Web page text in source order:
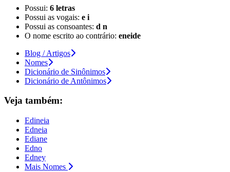
Possui: 6 letras
Possui as vogais: e i
Possui as consoantes: d n
O nome escrito ao contrário: eneide
Blog / Artigos
Nomes
Dicionário de Sinônimos
Dicionário de Antônimos
Veja também:
Edineia
Edneia
Ediane
Edno
Edney
Mais Nomes